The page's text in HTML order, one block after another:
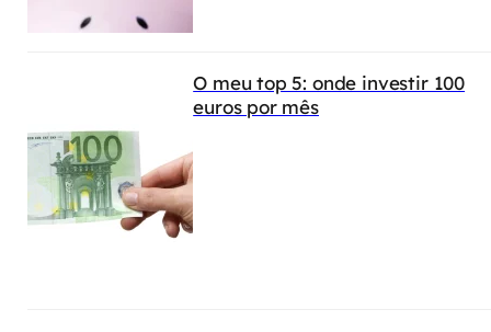
O meu top 5: onde investir 100
euros por mês